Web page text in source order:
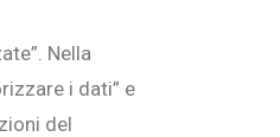
Nella
i dati” e
del